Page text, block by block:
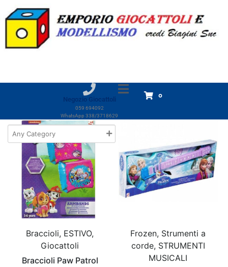
Negozio Giocattoli
059 694092
WhatsApp 338/3718629
0
Home Prodotti Sambro
Sambro
Braccioli, ESTIVO,
Giocattoli
Braccioli Paw Patrol
Frozen, Strumenti a
corde, STRUMENTI
MUSICALI